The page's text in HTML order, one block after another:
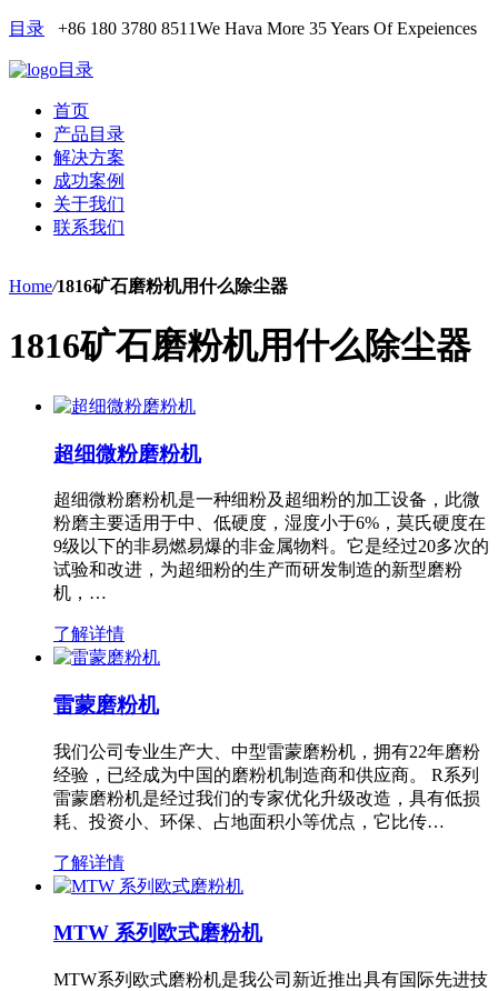
目录 +86 180 3780 8511We Hava More 35 Years Of Expeiences
目录
首页
产品目录
解决方案
成功案例
关于我们
联系我们
Home/1816矿石磨粉机用什么除尘器
1816矿石磨粉机用什么除尘器
超细微粉磨粉机
超细微粉磨粉机是一种细粉及超细粉的加工设备，此微
粉磨主要适用于中、低硬度，湿度小于6%，莫氏硬度在
9级以下的非易燃易爆的非金属物料。它是经过20多次的
试验和改进，为超细粉的生产而研发制造的新型磨粉
机，…
了解详情
雷蒙磨粉机
我们公司专业生产大、中型雷蒙磨粉机，拥有22年磨粉
经验，已经成为中国的磨粉机制造商和供应商。 R系列
雷蒙磨粉机是经过我们的专家优化升级改造，具有低损
耗、投资小、环保、占地面积小等优点，它比传…
了解详情
MTW 系列欧式磨粉机
MTW系列欧式磨粉机是我公司新近推出具有国际先进技